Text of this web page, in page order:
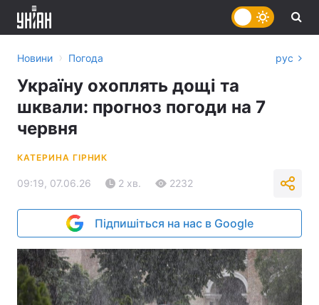
Новини › Погода рус
Україну охоплять дощі та
шквали: прогноз погоди на 7
червня
КАТЕРИНА ГІРНИК
09:19, 07.06.26 2 хв. 2232
Підпишіться на нас в Google